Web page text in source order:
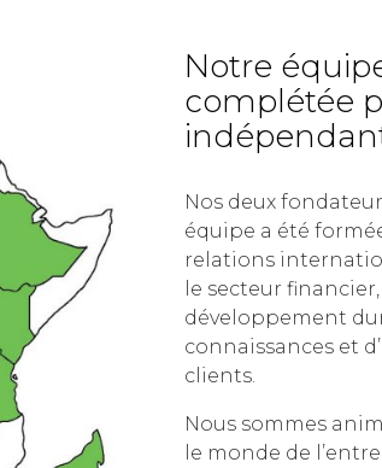
Notre
complétée
Nos deux
équipe a été
relations
le secteur
développement
connaissances et
clients.
Nous sommes
le monde de